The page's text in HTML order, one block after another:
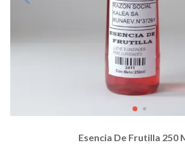
Esencia De Frutilla 250